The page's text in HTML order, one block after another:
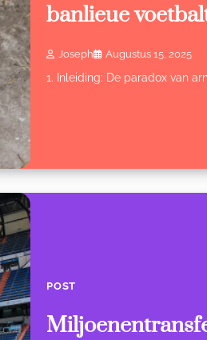
banlieue
Joseph Augustus 15, 2025
1. Inleiding: De paradox van
POST